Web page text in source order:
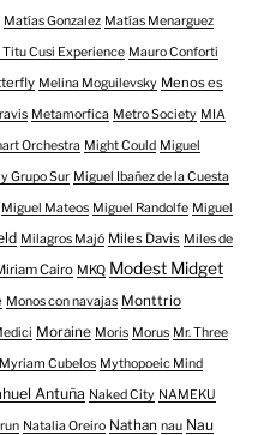
Matías Gonzalez Matías Menarguez
Cusi Experience Mauro Conforti
Melina Moguilevsky Menos es
Metamorfica Metro Society MIA
Orchestra Might Could Miguel
Grupo Sur Miguel Ibañez de la Cuesta
Miguel Mateos Miguel Randolfe Miguel
Milagros Majó Miles Davis Miles de
Cairo MKQ Modest Midget
Monos con navajas Monttrio
Moraine Moris Morus Mr. Three
Myriam Cubelos Mythopoeic Mind
Antuña Naked City NAMEKU
Natalia Oreiro Nathan nau Nau